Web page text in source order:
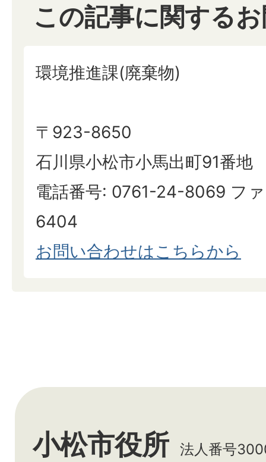
この記事に関する
環境推進課(廃棄物)
〒923-8650
石川県小松市小馬出町91番地
電話番号: 0761-24-8069 フ
6404
お問い合わせはこちらから
小松市役所 法人番号